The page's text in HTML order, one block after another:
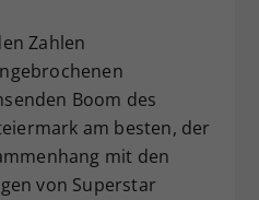
Zahlen
Boom des
am besten, der
mit den
von Superstar